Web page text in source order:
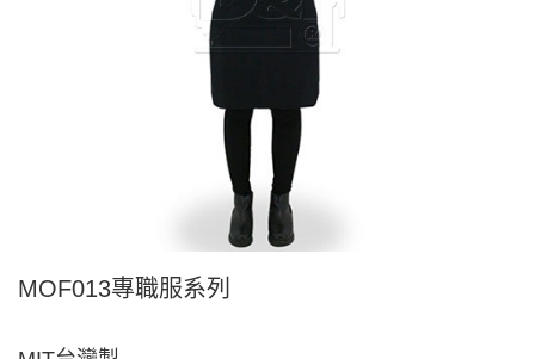
MOF013專職服系列